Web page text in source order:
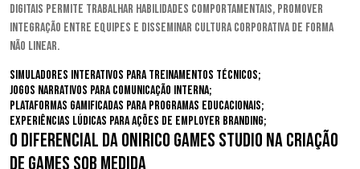
digitais permite trabalhar habilidades comportamentais, promover
integração entre equipes e disseminar cultura corporativa de forma
não linear.
Simuladores interativos para treinamentos técnicos;
Jogos narrativos para comunicação interna;
Plataformas gamificadas para programas educacionais;
Experiências lúdicas para ações de employer branding;
O diferencial da Onirico Games Studio na criação
de games sob medida